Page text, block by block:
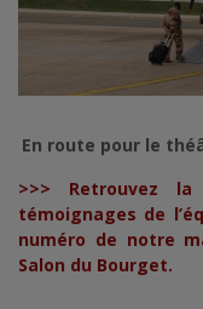
En route pour le
>>> Retrouvez
témoignages de
numéro de notre
Salon du Bourget.